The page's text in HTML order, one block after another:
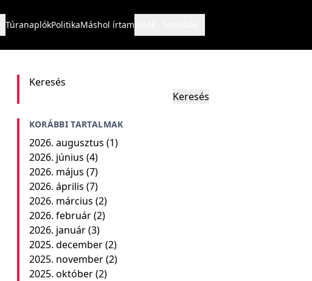
TúranaplókPolitikaMáshol írtam
Keresés
Keresés
KORÁBBI TARTALMAK
2026. augusztus (1)
2026. június (4)
2026. május (7)
2026. április (7)
2026. március (2)
2026. február(2)
2026. január(3)
2025. december(2)
2025. november(2)
2025. október(2)